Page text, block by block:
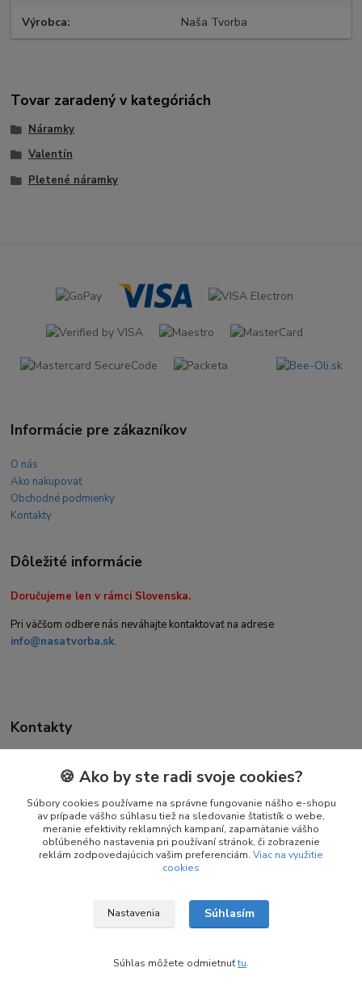
Výrobca Naša Tvorba
Tovar zaradený v kategóriách
Náramky
Valentín
Pletené náramky
Informácie pre zákazníkov
O nás
Ako nakupovať
Obchodné podmienky
Kontakty
Dôležité informácie
Doručujeme len v rámci Slovenska.
Pri väčšom odbere nás neváhajte kontaktovať na adrese
info@nasatvorba.sk.
Kontakty
+421 944 947 463
(Pon-Pia 08:00-16:00)
info@nasatvorba.sk
© Copyright 2025 – 2026 Naša Tvorba
🍪 Ako by ste radi svoje cookies?
Súbory cookies používame na správne fungovanie nášho e-shopu
av prípade vášho súhlasu tiež na sledovanie štatistík o webe,
meranie efektivity reklamných kampaní, zapamätanie vášho
obľúbeného nastavenia pri používaní stránok, či zobrazenie
reklám zodpovedajúcich vašim preferenciám. Viac na využitie
cookies
Nastavenia Súhlasím
Súhlas môžete odmietnuťtu.